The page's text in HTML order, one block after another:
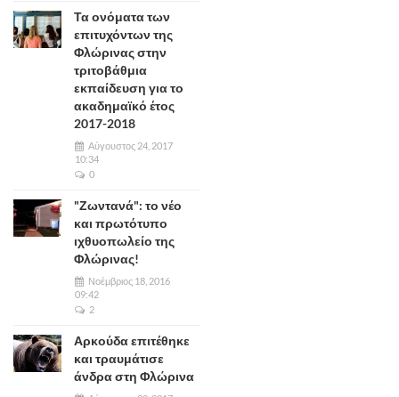
Τα ονόματα των
επιτυχόντων της
Φλώρινας στην
τριτοβάθμια
εκπαίδευση για το
ακαδημαϊκό έτος
2017-2018
Αύγουστος 24, 2017
10:34
0
"Ζωντανά": το νέο
και πρωτότυπο
ιχθυοπωλείο της
Φλώρινας!
Νοέμβριος 18, 2016
09:42
2
Αρκούδα επιτέθηκε
και τραυμάτισε
άνδρα στη Φλώρινα